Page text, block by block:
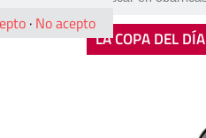
LA COPA DEL DÍA
· No acepto